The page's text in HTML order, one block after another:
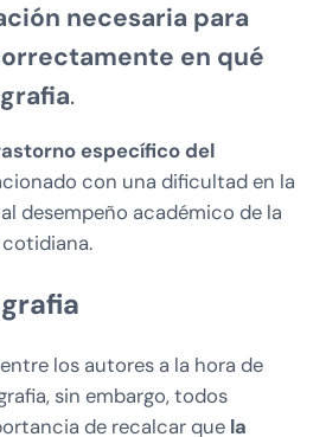
necesaria para
en qué
.
específico del
con una dificultad en la
desempeño académico de la
los autores a la hora de
sin embargo, todos
de recalcar que la